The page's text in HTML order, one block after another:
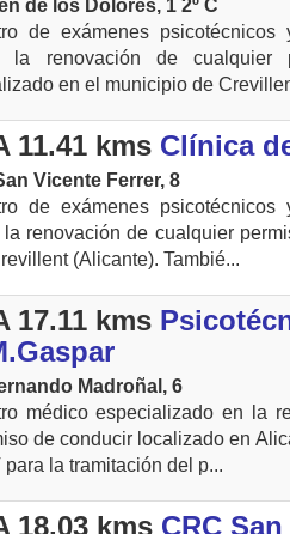
de los Dolores, 1 2º C
de exámenes psicotécnicos
la renovación de cualquier
en el municipio de
11.41 kms Clínica
Vicente Ferrer, 8
de exámenes psicotécnicos
la renovación de cualquier
(Alicante). Tambié...
17.11 kms
Madroñal, 6
médico especializado en la
de conducir localizado en
para la tramitación del p...
18.03 kms CRC